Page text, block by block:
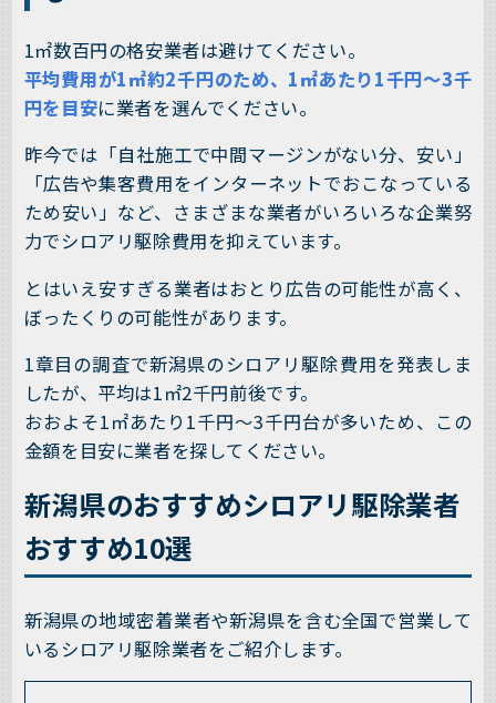
1㎡数百円の格安業者は避けてください。
平均費用が1㎡約2千円のため、1㎡あたり1千円～3千
円を目安に業者を選んでください。
昨今では「自社施工で中間マージンがない分、安い」
「広告や集客費用をインターネットでおこなっている
ため安い」など、さまざまな業者がいろいろな企業努
力でシロアリ駆除費用を抑えています。
とはいえ安すぎる業者はおとり広告の可能性が高く、
ぼったくりの可能性があります。
1章目の調査で新潟県のシロアリ駆除費用を発表しま
したが、平均は1㎡2千円前後です。
おおよそ1㎡あたり1千円～3千円台が多いため、この
金額を目安に業者を探してください。
新潟県のおすすめシロアリ駆除業者
おすすめ10選
新潟県の地域密着業者や新潟県を含む全国で営業して
いるシロアリ駆除業者をご紹介します。